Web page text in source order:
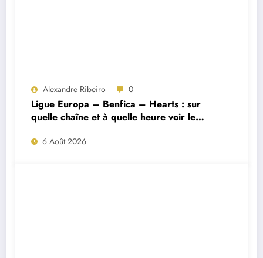
Alexandre Ribeiro 0
Ligue Europa – Benfica – Hearts : sur
quelle chaîne et à quelle heure voir le
match ?
6 Août 2026